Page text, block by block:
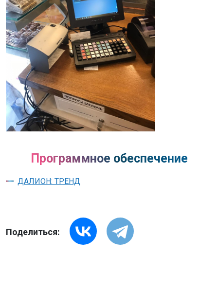
Программное обеспечение
ДАЛИОН: ТРЕНД
Поделиться: